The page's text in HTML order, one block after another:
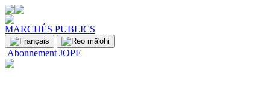
MARCHÉS PUBLICS
Abonnement JOPF